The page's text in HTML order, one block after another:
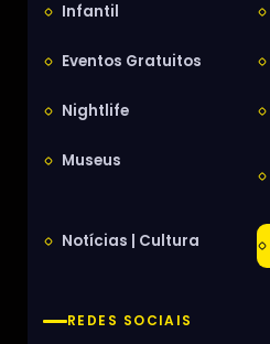
Infantil
Eventos Gratuitos
Nightlife
Museus
Notícias | Cultura
REDES SOCIAIS